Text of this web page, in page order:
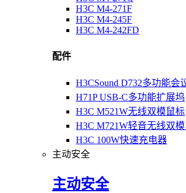
H3C M4-271F
H3C M4-245F
H3C M4-242FD
配件
H3CSound D732多功能会
H71P USB-C多功能扩展坞
H3C M521W无线双模鼠标
H3C M721W轻音无线双
H3C 100W快速充电器
主动安全
主动安全